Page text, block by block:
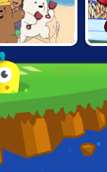
BARE BEARS:
CASTLES